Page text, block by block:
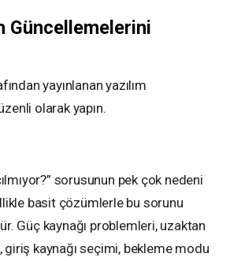
Güncellemelerini
yayınlanan yazılım
olarak yapın.
sorusunun pek çok nedeni
basit çözümlerle bu sorunu
Güç kaynağı problemleri, uzaktan
giriş kaynağı seçimi, bekleme modu